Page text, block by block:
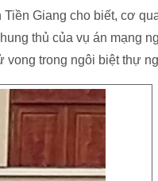
Giang cho biết, cơ
thủ của vụ án mạng
trong ngôi biệt thự